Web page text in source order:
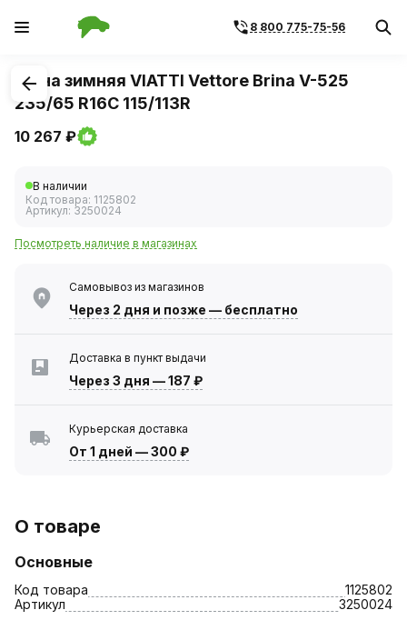
8 800 775-75-56
1/1
Шина зимняя VIATTI Vettore Brina V-525
235/65 R16C 115/113R
10 267 ₽
В наличии
Код товара: 1125802
Артикул: 3250024
Посмотреть наличие в магазинах
Самовывоз из магазинов
Через 2 дня и позже — бесплатно
Доставка в пункт выдачи
Через 3 дня —187 ₽
Курьерская доставка
От 1 дней —300 ₽
О товаре
Основные
Код товара
1125802
Артикул
3250024